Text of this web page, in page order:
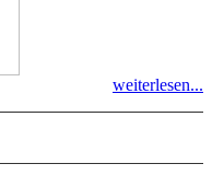
weiterlesen...